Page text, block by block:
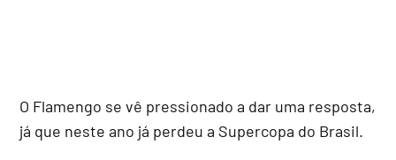
O Flamengo se vê pressionado a dar uma resposta,
já que neste ano já perdeu a Supercopa do Brasil.